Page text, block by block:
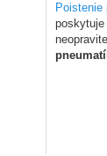
Poistenie
poskytuje